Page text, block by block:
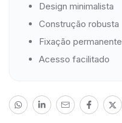
Design minimalista
Construção robusta
Fixação permanente
Acesso facilitado